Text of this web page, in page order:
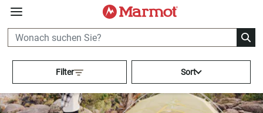
360°
Filter
Activating this element will
Sort